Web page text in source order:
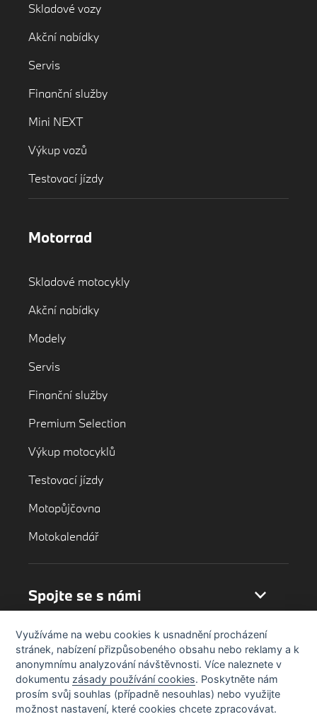
Skladové vozy
Akční nabídky
Servis
Finanční služby
Mini NEXT
Výkup vozů
Testovací jízdy
Motorrad
Skladové motocykly
Akční nabídky
Modely
Servis
Finanční služby
Premium Selection
Výkup motocyklů
Testovací jízdy
Motopůjčovna
Motokalendář
Spojte se s námi
Využíváme na webu cookies k usnadnění procházení
stránek, nabízení přizpůsobeného obsahu nebo reklamy a k
anonymnímu analyzování návštěvnosti. Více naleznete v
dokumentu zásady používání cookies. Poskytněte nám
prosím svůj souhlas (případně nesouhlas) nebo využijte
možnost nastavení, které cookies chcete zpracovávat.